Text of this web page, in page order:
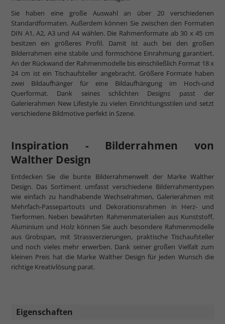
Sie haben eine große Auswahl an über 20 verschiedenen
Standardformaten. Außerdem können Sie zwischen den Formaten
DIN A1, A2, A3 und A4 wählen. Die Rahmenformate ab 30 x 45 cm
besitzen ein größeres Profil. Damit ist auch bei den großen
Bilderrahmen eine stabile und formschöne Einrahmung garantiert.
An der Rückwand der Rahmenmodelle bis einschließlich Format 18 x
24 cm ist ein Tischaufsteller angebracht. Größere Formate haben
zwei Bildaufhänger für eine Bildaufhängung im Hoch-und
Querformat. Dank seines schlichten Designs passt der
Galerierahmen New Lifestyle zu vielen Einrichtungsstilen und setzt
verschiedene Bildmotive perfekt in Szene.
Inspiration - Bilderrahmen von
Walther Design
Entdecken Sie die bunte Bilderrahmenwelt der Marke Walther
Design. Das Sortiment umfasst verschiedene Bilderrahmentypen
wie einfach zu handhabende Wechselrahmen, Galerierahmen mit
Mehrfach-Passepartouts und Dekorationsrahmen in Herz- und
Tierformen. Neben bewährten Rahmenmaterialien aus Kunststoff,
Aluminium und Holz können Sie auch besondere Rahmenmodelle
aus Grobspan, mit Strassverzierungen, praktische Tischaufsteller
und noch vieles mehr erwerben. Dank seiner großen Vielfalt zum
kleinen Preis hat die Marke Walther Design für jeden Wunsch die
richtige Kreativlösung parat.
Eigenschaften